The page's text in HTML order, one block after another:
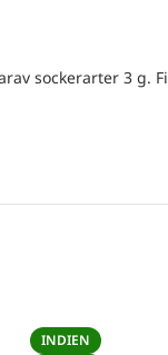
sockerarter 3 g.
INDIEN